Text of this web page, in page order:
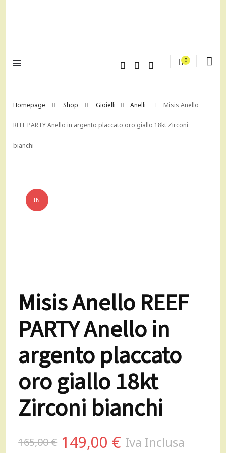
0
Homepage Shop Gioielli Anelli Misis Anello
REEF PARTY Anello in argento placcato oro giallo 18kt Zirconi
bianchi
IN
Misis Anello REEF
PARTY Anello in
argento placcato
oro giallo 18kt
Zirconi bianchi
165,00€ Il
149,00 € Il
Iva Inclusa